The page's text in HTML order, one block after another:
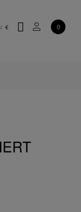
/ € SUCHEMEIN
0